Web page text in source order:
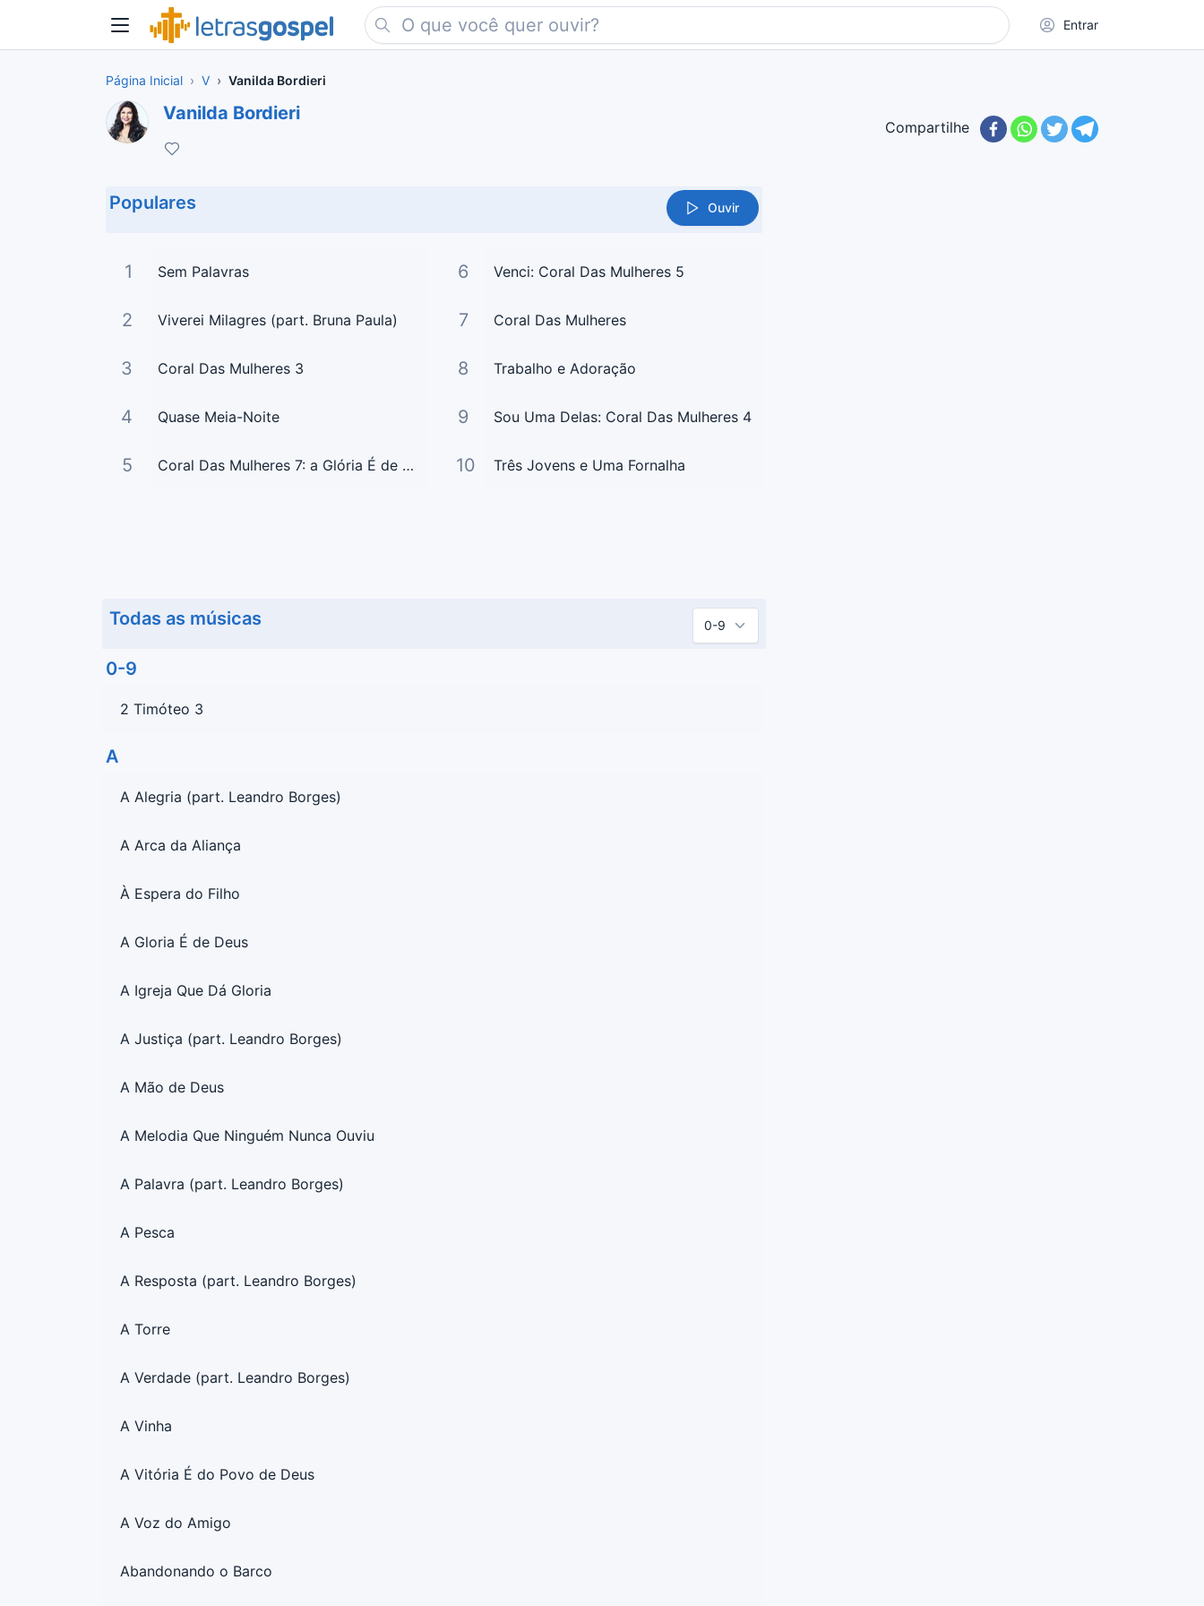
Entrar
Página Inicial V Vanilda Bordieri
Vanilda Bordieri
Compartilhe
Populares Ouvir
1 Sem Palavras
2 Viverei Milagres (part. Bruna Paula)
3 Coral Das Mulheres 3
4 Quase Meia-Noite
5 Coral Das Mulheres 7: a Glória É de Deus
6 Venci: Coral Das Mulheres 5
7 Coral Das Mulheres
8 Trabalho e Adoração
9 Sou Uma Delas: Coral Das Mulheres 4
10 Três Jovens e Uma Fornalha
Todas as músicas
0-9
2 Timóteo 3
A
A Alegria (part. Leandro Borges)
A Arca da Aliança
À Espera do Filho
A Gloria É de Deus
A Igreja Que Dá Gloria
A Justiça (part. Leandro Borges)
A Mão de Deus
A Melodia Que Ninguém Nunca Ouviu
A Palavra (part. Leandro Borges)
A Pesca
A Resposta (part. Leandro Borges)
A Torre
A Verdade (part. Leandro Borges)
A Vinha
A Vitória É do Povo de Deus
A Voz do Amigo
Abandonando o Barco